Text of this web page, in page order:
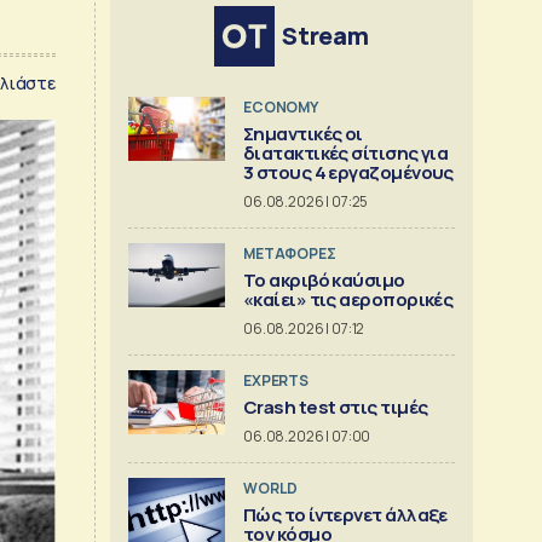
Stream
ECONOMY
Σημαντικές οι
διατακτικές σίτισης για
3 στους 4 εργαζομένους
06.08.2026 | 07:25
ΜΕΤΑΦΟΡΕΣ
Το ακριβό καύσιμο
«καίει» τις αεροπορικές
06.08.2026 | 07:12
EXPERTS
Crash test στις τιμές
06.08.2026 | 07:00
WORLD
Πώς το ίντερνετ άλλαξε
τον κόσμο